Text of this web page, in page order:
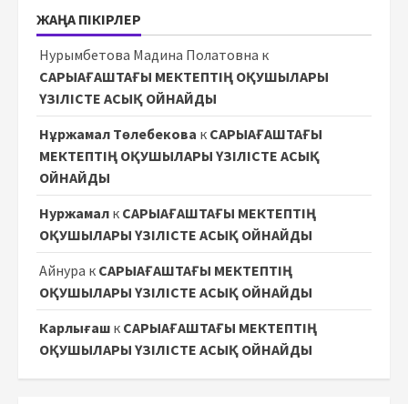
ЖАҢА ПІКІРЛЕР
Нурымбетова Мадина Полатовна к
САРЫАҒАШТАҒЫ МЕКТЕПТІҢ ОҚУШЫЛАРЫ
ҮЗІЛІСТЕ АСЫҚ ОЙНАЙДЫ
Нұржамал Төлебекова к САРЫАҒАШТАҒЫ
МЕКТЕПТІҢ ОҚУШЫЛАРЫ ҮЗІЛІСТЕ АСЫҚ
ОЙНАЙДЫ
Нуржамал к САРЫАҒАШТАҒЫ МЕКТЕПТІҢ
ОҚУШЫЛАРЫ ҮЗІЛІСТЕ АСЫҚ ОЙНАЙДЫ
Айнура к САРЫАҒАШТАҒЫ МЕКТЕПТІҢ
ОҚУШЫЛАРЫ ҮЗІЛІСТЕ АСЫҚ ОЙНАЙДЫ
Карлығаш к САРЫАҒАШТАҒЫ МЕКТЕПТІҢ
ОҚУШЫЛАРЫ ҮЗІЛІСТЕ АСЫҚ ОЙНАЙДЫ